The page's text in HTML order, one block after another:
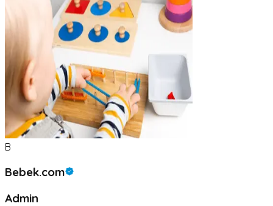
B
Bebek.com
Admin